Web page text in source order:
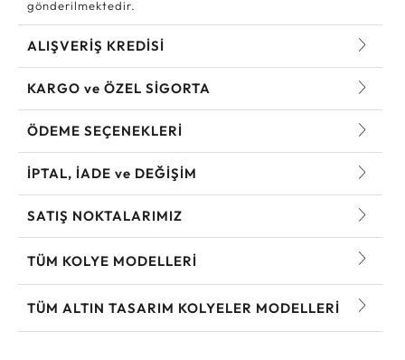
gönderilmektedir.
ALIŞVERİŞ KREDİSİ
KARGO ve ÖZEL SİGORTA
ÖDEME SEÇENEKLERİ
İPTAL, İADE ve DEĞİŞİM
SATIŞ NOKTALARIMIZ
TÜM KOLYE MODELLERI
TÜM ALTIN TASARIM KOLYELER MODELLERI